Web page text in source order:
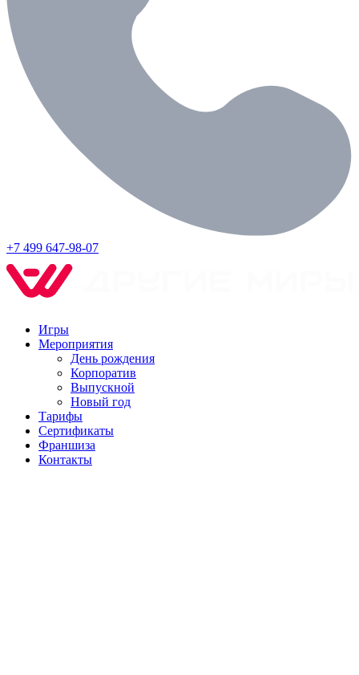
+7 499 647-98-07
Игры
Мероприятия
День рождения
Корпоратив
Выпускной
Новый год
Тарифы
Сертификаты
Франшиза
Контакты